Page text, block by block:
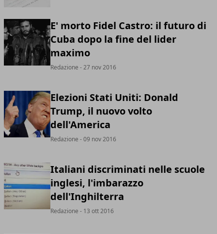
E' morto Fidel Castro: il futuro di
Cuba dopo la fine del lider
maximo
Redazione - 27 nov 2016
Elezioni Stati Uniti: Donald
Trump, il nuovo volto
dell'America
Redazione - 09 nov 2016
Italiani discriminati nelle scuole
inglesi, l'imbarazzo
dell'Inghilterra
Redazione - 13 ott 2016